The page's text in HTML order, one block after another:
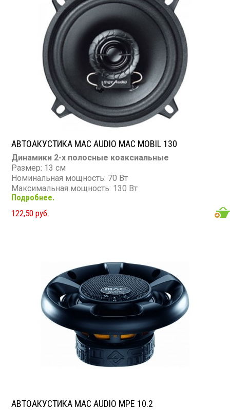
АВТОАКУСТИКА MAC AUDIO MAC MOBIL 130
Динамики 2-х полосные коаксиальные
Размер: 13 см
Номинальная мощность: 70 Вт
Максимальная мощность: 130 Вт
Диапазон частот: 48 - 21 000 Гц
Чувствительность: 90 дБ
Сопротивление: 4 Ом
Подробнее.
122,50 руб.
АВТОАКУСТИКА MAC AUDIO MPE 10.2